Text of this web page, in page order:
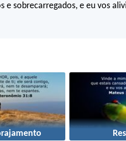
e sobrecarregados, e eu vos